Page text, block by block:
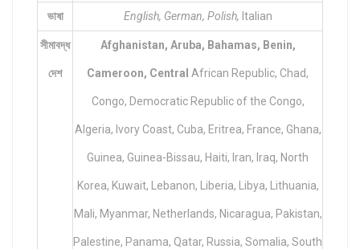
ভাষা English, German, Polish, Italian
সীমাবদ্ধ
দেশ
Afghanistan, Aruba, Bahamas, Benin,
Cameroon, Central African Republic, Chad,
Congo, Democratic Republic of the Congo,
Algeria, Ivory Coast, Cuba, Eritrea, France, Ghana,
Guinea, Guinea-Bissau, Haiti, Iran, Iraq, North
Korea, Kuwait, Lebanon, Liberia, Libya, Lithuania,
Mali, Myanmar, Netherlands, Nicaragua, Pakistan,
Palestine, Panama, Qatar, Russia, Somalia, South